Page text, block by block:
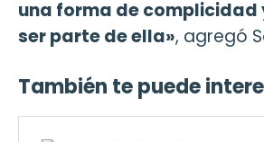
una forma de complicidad
ser parte de ella», agregó
También te puede